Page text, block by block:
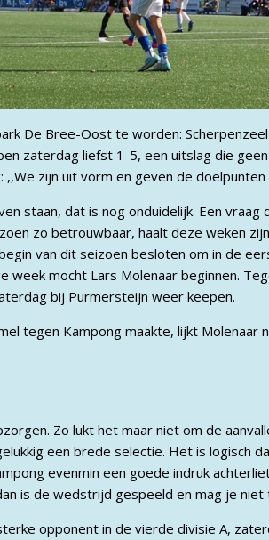
De Bree-Oost te worden:
zaterdag liefst 1-5, een uitslag die
zijn uit vorm en geven de
staan, dat is nog onduidelijk. Een
zo betrouwbaar, haalt deze weken
van dit seizoen besloten om in de
week mocht Lars Molenaar beginnen.
bij Purmersteijn weer keepen.
tegen Kampong maakte, lijkt Molenaar
Zo lukt het maar niet om de
een brede selectie. Het is logisch
evenmin een goede indruk
is de wedstrijd gespeeld en mag je niet
opponent in de vierde divisie A,